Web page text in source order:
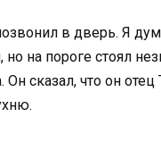
в дверь. Я
на пороге стоял
сказал, что он отец